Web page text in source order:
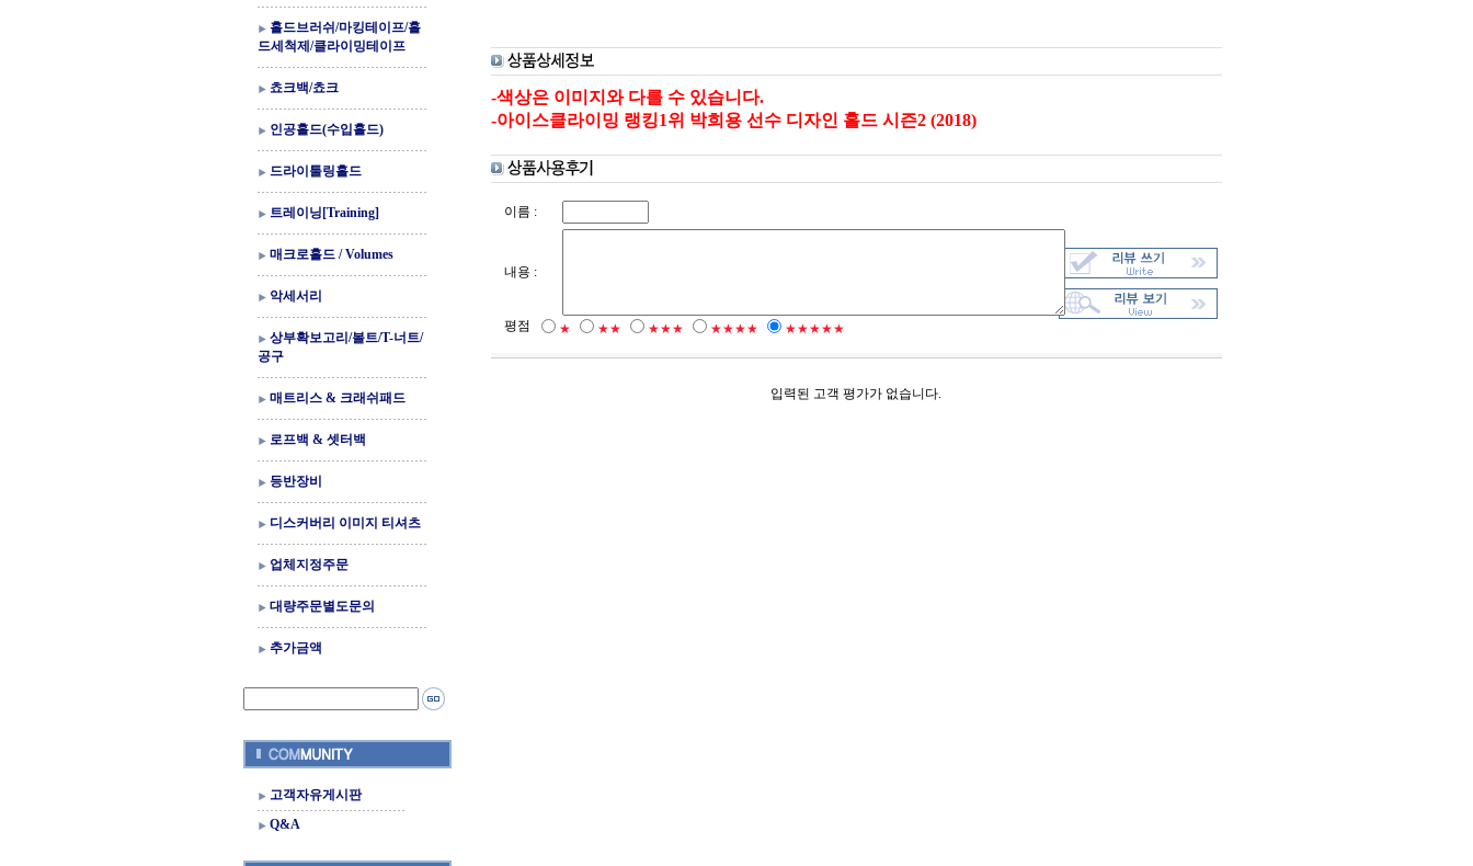
홀드브러쉬/마킹테이프/홀
드세척제/클라이밍테이프
쵸크백/쵸크
인공홀드(수입홀드)
드라이툴링홀드
트레이닝[Training]
매크로홀드 / Volumes
악세서리
상부확보고리/볼트/T-너트/
공구
매트리스 & 크래쉬패드
로프백 & 셋터백
등반장비
디스커버리 이미지 티셔츠
업체지정주문
대량주문별도문의
추가금액
고객자유게시판
Q&A
-색상은 이미지와 다를 수 있습니다.
-아이스클라이밍 랭킹1위 박희용 선수 디자인 홀드 시즌2 (2018)
이름 :
내용 :
평점 ★ ★★ ★★★ ★★★★ ★★★★★
입력된 고객 평가가 없습니다.